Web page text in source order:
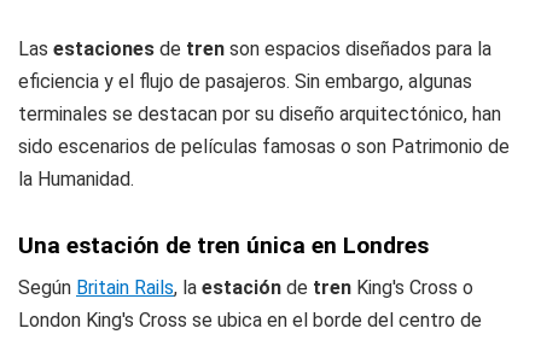
Las estaciones de tren son espacios diseñados para la
eficiencia y el flujo de pasajeros. Sin embargo, algunas
terminales se destacan por su diseño arquitectónico, han
sido escenarios de películas famosas o son Patrimonio de
la Humanidad.
Una estación de tren única en Londres
Según Britain Rails, la estación de tren King's Cross o
London King's Cross se ubica en el borde del centro de